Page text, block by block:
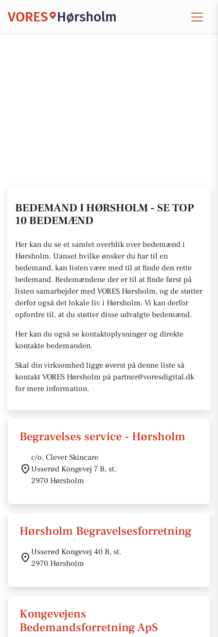
VORES Hørsholm
BEDEMAND I HØRSHOLM - SE TOP
10 BEDEMÆND
Her kan du se et samlet overblik over bedemænd i
Hørsholm. Uanset hvilke ønsker du har til en
bedemand, kan listen være med til at finde den rette
bedemand. Bedemændene der er til at finde først på
listen samarbejder med VORES Hørsholm, og de støtter
derfor også det lokale liv i Hørsholm. Vi kan derfor
opfordre til, at du støtter disse udvalgte bedemænd.
Her kan du også se kontaktoplysninger og direkte
kontakte bedemanden.
Skal din virksomhed ligge øverst på denne liste så
kontakt VORES Hørsholm på partner@voresdigital.dk
for mere information.
Begravelses service - Hørsholm
c/o. Clever Skincare
Usserød Kongevej 7 B, st.
2970 Hørsholm
Hørsholm Begravelsesforretning
Usserød Kongevej 40 B, st.
2970 Hørsholm
Kongevejens
Bedemandsforretning ApS